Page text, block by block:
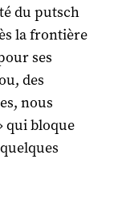
du putsch
la frontière
ses
des
nous
qui bloque